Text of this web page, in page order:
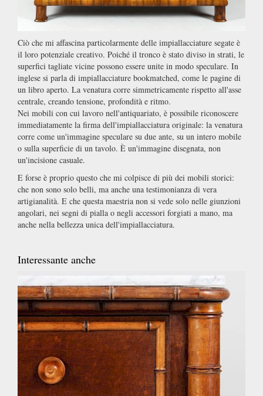
Ciò che mi affascina particolarmente delle impiallacciature segate è
il loro potenziale creativo. Poiché il tronco è stato diviso in strati, le
superfici tagliate vicine possono essere unite in modo speculare. In
inglese si parla di impiallacciature bookmatched, come le pagine di
un libro aperto. La venatura corre simmetricamente rispetto all'asse
centrale, creando tensione, profondità e ritmo.
Nei mobili con cui lavoro nell'antiquariato, è possibile riconoscere
immediatamente la firma dell'impiallacciatura originale: la venatura
corre come un'immagine speculare su due ante, su un intero mobile
o sulla superficie di un tavolo. È un'immagine disegnata, non
un'incisione casuale.
E forse è proprio questo che mi colpisce di più dei mobili storici:
che non sono solo belli, ma anche una testimonianza di vera
artigianalità. E che questa maestria non si vede solo nelle giunzioni
angolari, nei segni di pialla o negli accessori forgiati a mano, ma
anche nella bellezza unica dell'impiallacciatura.
Interessante anche